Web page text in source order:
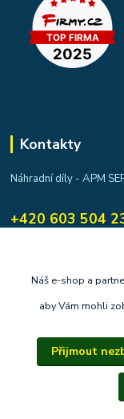
Kontakty
Náhradní díly - APM
+420 603 504
Náš e-shop a
aby Vám mohli
Přijmout